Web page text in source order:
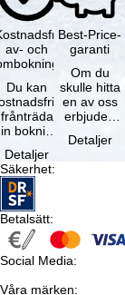
av- och
Du kan
frånträda
bokning
efter
…
Detaljer
Best-Price-
garanti
Om du
skulle hitta
en av oss
erbjuden
samma
Detaljer
Säkerhet:
Betalsätt:
Social Media:
Våra märken: